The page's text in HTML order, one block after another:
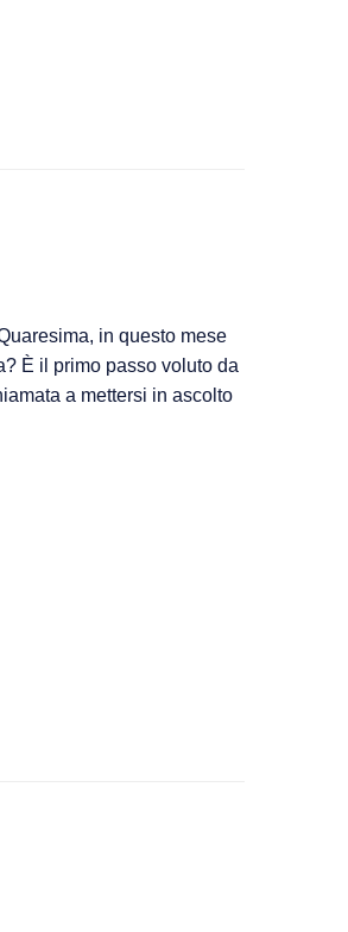
in questo mese
È il primo passo voluto da
a mettersi in ascolto